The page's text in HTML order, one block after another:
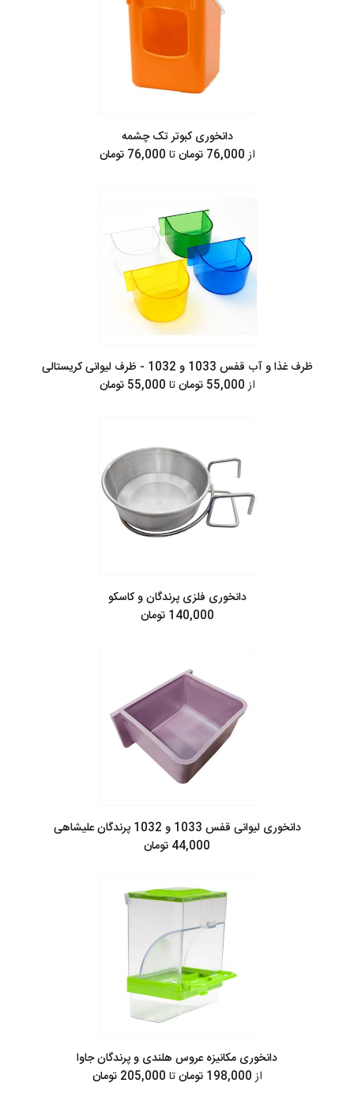
دانخوری کبوتر تک چشمه
از76,000 تومان تا
ظرف غذا و آب قفس 1033 و 1032 - ظرف لیوانی کریستالی
از55,000 تومان تا
دانخوری فلزی پرندگان و کاسکو
140,000 تومان
دانخوری لیوانی قفس 1033 و 1032 پرندگان علیشاهی
44,000 تومان
دانخوری مکانیزه عروس هلندی و پرندگان جاوا
از198,000 تومان تا